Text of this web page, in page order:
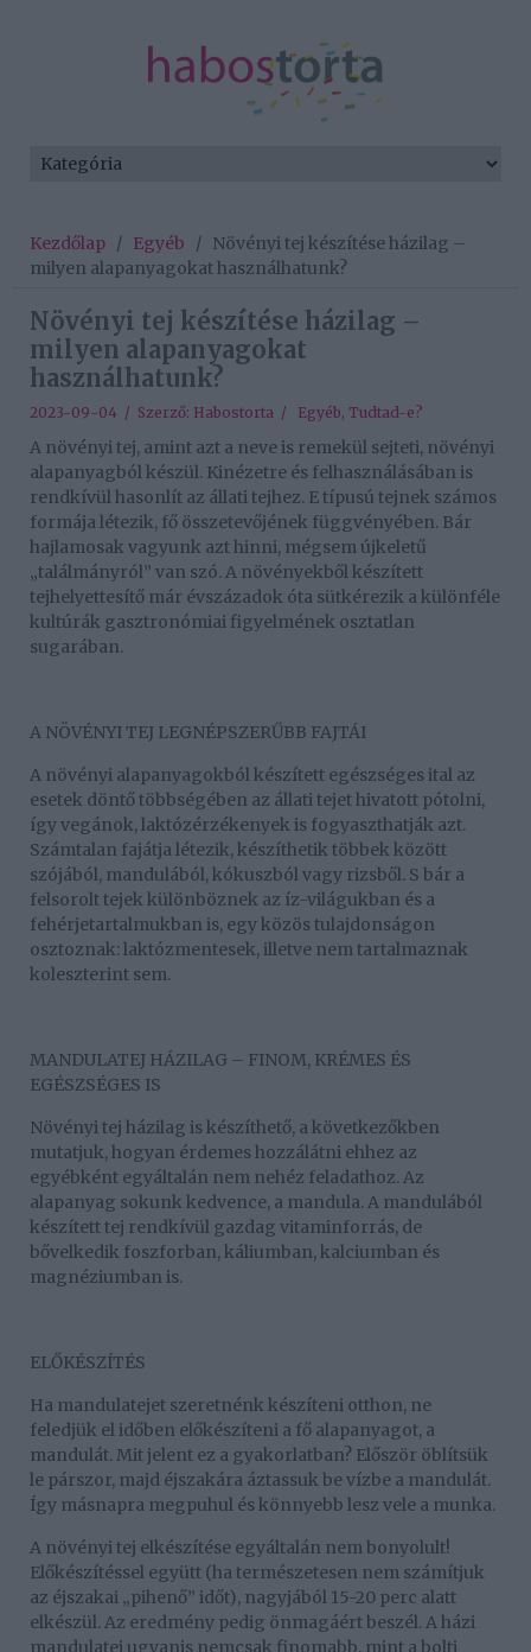
Kezdőlap / Egyéb / Növényi tej készítése házilag –
milyen alapanyagokat használhatunk?
Növényi tej készítése házilag –
milyen alapanyagokat
használhatunk?
2023-09-04 / Szerző: Habostorta / Egyéb, Tudtad-e?
A növényi tej, amint azt a neve is remekül sejteti, növényi
alapanyagból készül. Kinézetre és felhasználásában is
rendkívül hasonlít az állati tejhez. E típusú tejnek számos
formája létezik, fő összetevőjének függvényében. Bár
hajlamosak vagyunk azt hinni, mégsem újkeletű
„találmányról” van szó. A növényekből készített
tejhelyettesítő már évszázadok óta sütkérezik a különféle
kultúrák gasztronómiai figyelmének osztatlan
sugarában.
A NÖVÉNYI TEJ LEGNÉPSZERŰBB FAJTÁI
A növényi alapanyagokból készített egészséges ital az
esetek döntő többségében az állati tejet hivatott pótolni,
így vegánok, laktózérzékenyek is fogyaszthatják azt.
Számtalan fajátja létezik, készíthetik többek között
szójából, mandulából, kókuszból vagy rizsből. S bár a
felsorolt tejek különböznek az íz-világukban és a
fehérjetartalmukban is, egy közös tulajdonságon
osztoznak: laktózmentesek, illetve nem tartalmaznak
koleszterint sem.
MANDULATEJ HÁZILAG – FINOM, KRÉMES ÉS
EGÉSZSÉGES IS
Növényi tej házilag is készíthető, a következőkben
mutatjuk, hogyan érdemes hozzálátni ehhez az
egyébként egyáltalán nem nehéz feladathoz. Az
alapanyag sokunk kedvence, a mandula. A mandulából
készített tej rendkívül gazdag vitaminforrás, de
bővelkedik foszforban, káliumban, kalciumban és
magnéziumban is.
ELŐKÉSZÍTÉS
Ha mandulatejet szeretnénk készíteni otthon, ne
feledjük el időben előkészíteni a fő alapanyagot, a
mandulát. Mit jelent ez a gyakorlatban? Először öblítsük
le párszor, majd éjszakára áztassuk be vízbe a mandulát.
Így másnapra megpuhul és könnyebb lesz vele a munka.
A növényi tej elkészítése egyáltalán nem bonyolult!
Előkészítéssel együtt (ha természetesen nem számítjuk
az éjszakai „pihenő” időt), nagyjából 15-20 perc alatt
elkészül. Az eredmény pedig önmagáért beszél. A házi
mandulatej ugyanis nemcsak finomabb, mint a bolti